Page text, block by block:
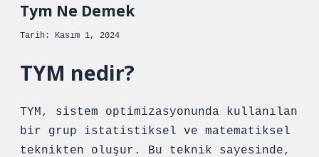
Tym Ne Demek
Tarih: Kasım 1, 2024
TYM nedir?
TYM, sistem optimizasyonunda kullanılan
bir grup istatistiksel ve matematiksel
teknikten oluşur. Bu teknik sayesinde,